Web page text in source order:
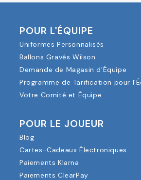
POUR L'ÉQUIPE
Uniformes Personnalisés
Ballons Gravés Wilson
Demande de Magasin d'Équipe
Programme de Tarification pour
Votre Comité et Équipe
POUR LE JOUEUR
Blog
Cartes-Cadeaux Électroniques
Paiements Klarna
Paiements ClearPay